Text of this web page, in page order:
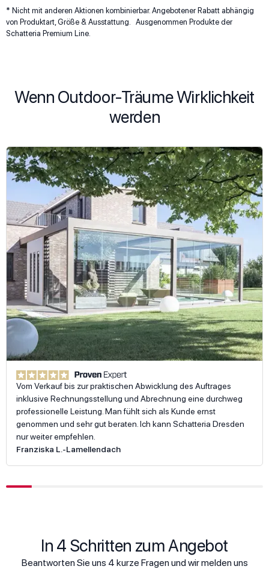
* Nicht mit anderen Aktionen kombinierbar. Angebotener Rabatt abhängig
von Produktart, Größe & Ausstattung. Ausgenommen Produkte der
Schatteria Premium Line.
Wenn Outdoor-Träume Wirklichkeit
werden
Vom Verkauf bis zur praktischen Abwicklung des Auftrages
inklusive Rechnungsstellung und Abrechnung eine durchweg
professionelle Leistung. Man fühlt sich als Kunde ernst
genommen und sehr gut beraten. Ich kann Schatteria Dresden
nur weiter empfehlen.
Franziska L. -Lamellendach
In 4 Schritten zum Angebot
Beantworten Sie uns 4 kurze Fragen und wir melden uns